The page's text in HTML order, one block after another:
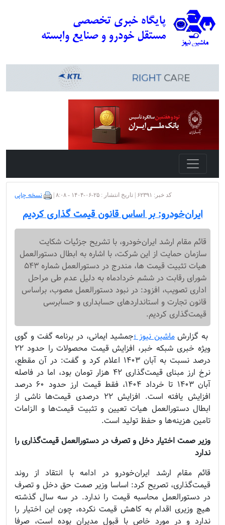
کد خبر: ۶۲۳۹۱ | تاریخ انتشار : ۲۵-۰۶-۱۴۰۴ - ۸:۰۸ | نسخه چاپی
ایران‌خودرو: بر اساس قانون قیمت گذاری کردیم
قائم مقام ارشد ایران‌خودرو، با تشریح جزئیات شکایت
سازمان حمایت از این شرکت، با اشاره به ابطال دستورالعمل
هیات تثبیت قیمت ها، مندرج در دستورالعمل شماره ۵۴۳
شورای رقابت در ششم خردادماه به دلیل عدم طی مراحل
اداری تصویب، افزود: در نبود دستورالعمل مصوب، براساس
قانون تجارت و استانداردهای حسابداری و حسابرسی
قیمت‌گذاری کردیم.
به گزارشماشین نیوز ؛جمشید ایمانی، در برنامه گفت و گوی
ویژه خبری شبکه خبر، افزایش قیمت محصولات را حدود ۲۲
درصد نسبت به آبان ۱۴۰۳ اعلام کرد و گفت: در آن مقطع،
نرخ ارز مبنای قیمت‌گذاری ۴۲ هزار تومان بود، اما در فاصله
آبان ۱۴۰۳ تا خرداد ۱۴۰۴، فقط قیمت ارز حدود ۶۰ درصد
افزایش یافته است. افزایش ۲۲ درصدی قیمت‌ها ناشی از
ابطال دستورالعمل هیات تعیین و تثبیت قیمت‌ها و الزامات
تامین هزینه‌ها و حفظ تولید است.
وزیر صمت اختیار دخل و تصرف در دستورالعمل قیمت‌گذاری را
ندارد
قائم مقام ارشد ایران‌خودرو در ادامه با انتقاد از روند
قیمت‌گذاری، تصریح کرد: اساسا وزیر صمت حق دخل و تصرف
در دستورالعمل محاسبه قیمت را ندارد. در سه سال گذشته
هیچ وزیری اقدام به کاهش قیمت نکرده، چون این اختیار را
ندارد و در مورد خاص با قبول مدیران بوده است، صرفا